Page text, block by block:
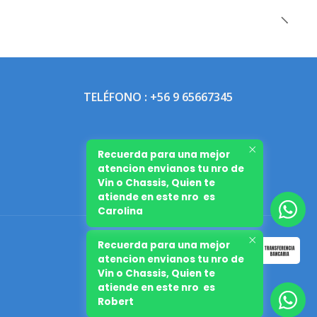
TELÉFONO : +56 9 65667345
Recuerda para una mejor
atencion envianos tu nro de
Vin o Chassis, Quien te
atiende en este nro es
Robert
Recuerda para una mejor
atencion envianos tu nro de
Vin o Chassis, Quien te
atiende en este nro es
Carolina